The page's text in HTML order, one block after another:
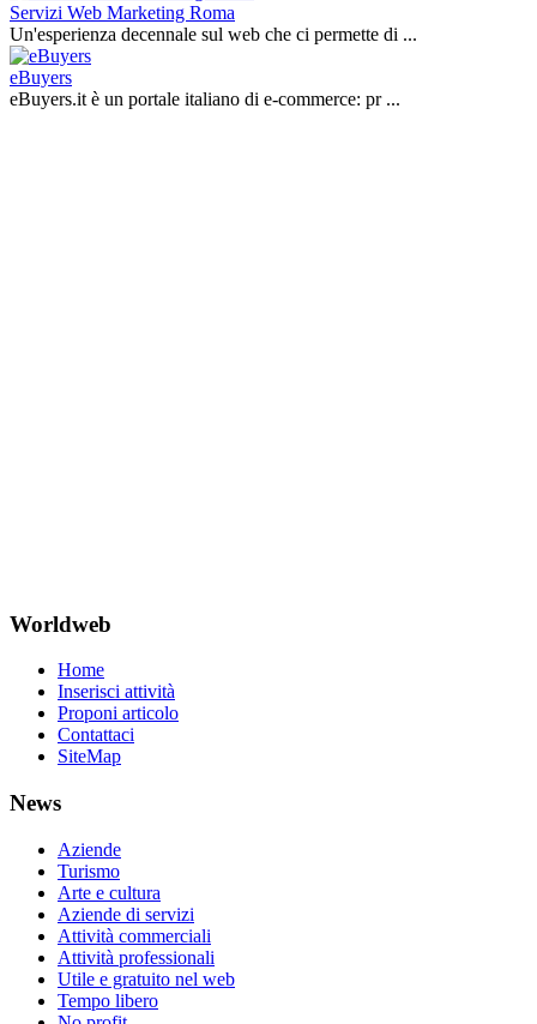
Servizi Web Marketing Roma
Un'esperienza decennale sul web che ci permette di ...
eBuyers
eBuyers.it è un portale italiano di e‑commerce: pr ...
Worldweb
Home
Inserisci attività
Proponi articolo
Contattaci
SiteMap
News
Aziende
Turismo
Arte e cultura
Aziende di servizi
Attività commerciali
Attività professionali
Utile e gratuito nel web
Tempo libero